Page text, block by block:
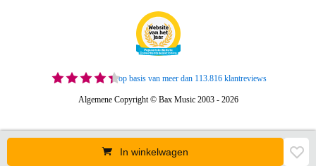
In winkelwagen
op basis van meer dan 113.816 klantreviews
Algemene Copyright © Bax Music 2003 - 2026